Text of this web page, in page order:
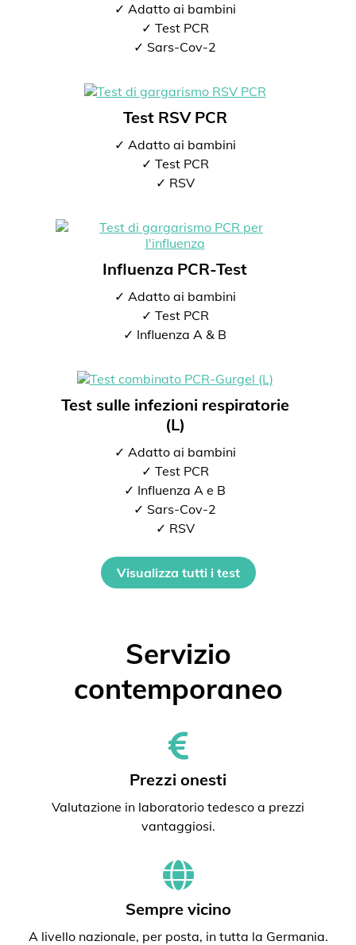
✓ Adatto ai bambini
✓ Test PCR
✓ Sars-Cov-2
Test RSV PCR
✓ Adatto ai bambini
✓ Test PCR
✓ RSV
Influenza PCR-Test
✓ Adatto ai bambini
✓ Test PCR
✓ Influenza A & B
Test sulle infezioni respiratorie
(L)
✓ Adatto ai bambini
✓ Test PCR
✓ Influenza A e B
✓ Sars-Cov-2
✓ RSV
Visualizza tutti i test
Servizio
contemporaneo
Prezzi onesti
Valutazione in laboratorio tedesco a prezzi
vantaggiosi.
Sempre vicino
A livello nazionale, per posta, in tutta la Germania.